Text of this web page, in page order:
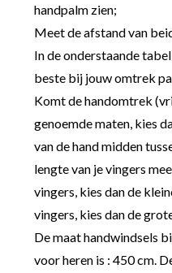
handpalm zien;
Meet de afstand van
In de onderstaande
beste bij jouw omtrek
Komt de handomtrek
genoemde maten, kies
van de hand midden
lengte van je vingers
vingers, kies dan de
vingers, kies dan de
De maat handwindsels
voor heren is : 450 cm.